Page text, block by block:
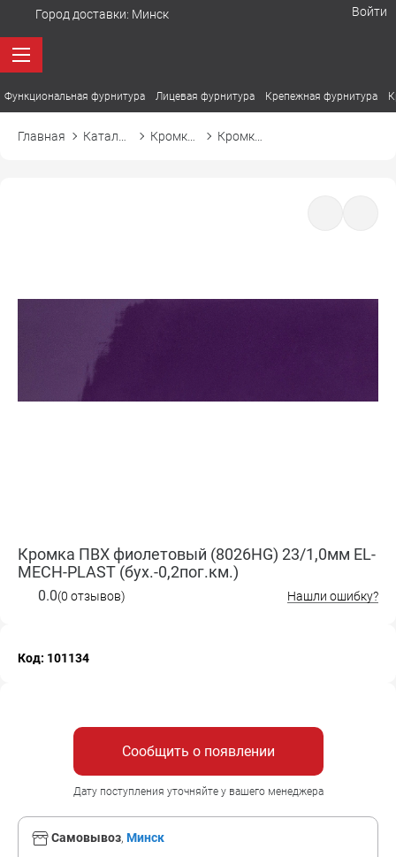
Город доставки: Минск Войти
Функциональная фурнитура Лицевая фурнитура Крепежная фурнитура
Главная
Кромка ПВХ фиолетовый (8026HG) 23/1,0мм EL-
MECH-PLAST (бух.-0,2пог.км.)
0.0(0 отзывов) Нашли ошибку?
Код: 101134
Сообщить о появлении
Дату поступления уточняйте у вашего менеджера
Самовывоз, Минск